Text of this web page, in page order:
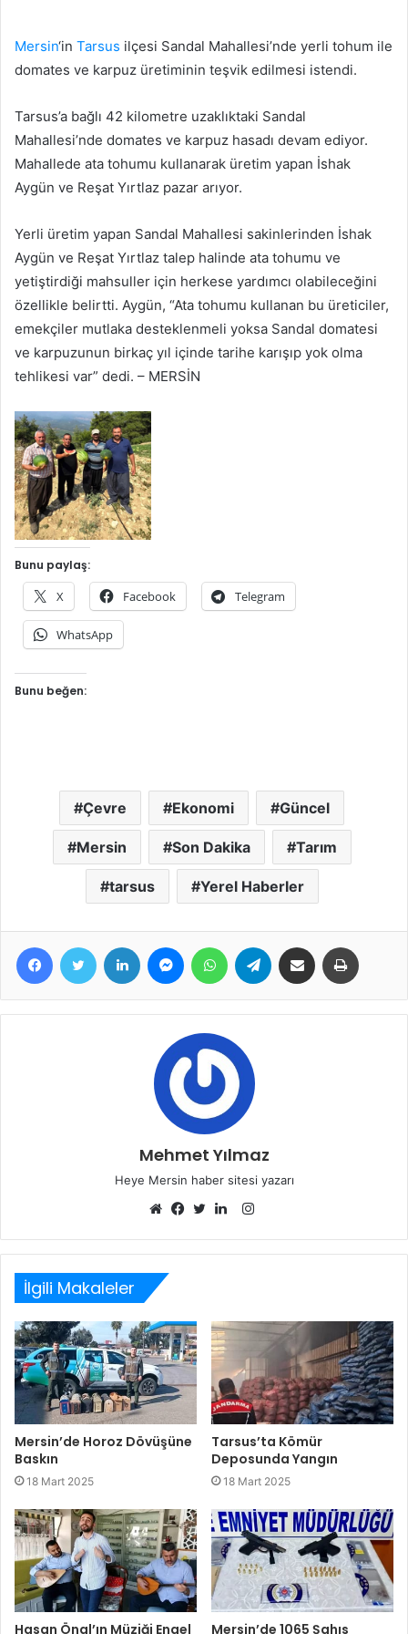
Mersin‘in Tarsus ilçesi Sandal Mahallesi’nde yerli tohum ile
domates ve karpuz üretiminin teşvik edilmesi istendi.
Tarsus’a bağlı 42 kilometre uzaklıktaki Sandal
Mahallesi’nde domates ve karpuz hasadı devam ediyor.
Mahallede ata tohumu kullanarak üretim yapan İshak
Aygün ve Reşat Yırtlaz pazar arıyor.
Yerli üretim yapan Sandal Mahallesi sakinlerinden İshak
Aygün ve Reşat Yırtlaz talep halinde ata tohumu ve
yetiştirdiği mahsuller için herkese yardımcı olabileceğini
özellikle belirtti. Aygün, “Ata tohumu kullanan bu üreticiler,
emekçiler mutlaka desteklenmeli yoksa Sandal domatesi
ve karpuzunun birkaç yıl içinde tarihe karışıp yok olma
tehlikesi var” dedi. – MERSİN
Bunu paylaş:
X Facebook Telegram
WhatsApp
Bunu beğen:
Çevre Ekonomi Güncel
Mersin Son Dakika Tarım
tarsus Yerel Haberler
FacebookTwitter LinkedIn MessengerWhatsAppTelegram E-Posta ile paylaş
Mehmet Yılmaz
Heye Mersin haber sitesi yazarı
sitesi
Instagram
İlgili Makaleler
Mersin’de Horoz Dövüşüne
Baskın
18 Mart 2025
Tarsus’ta Kömür
Deposunda Yangın
18 Mart 2025
Hasan Önal’ın Müziği Engel Mersin’de 1065 Şahıs